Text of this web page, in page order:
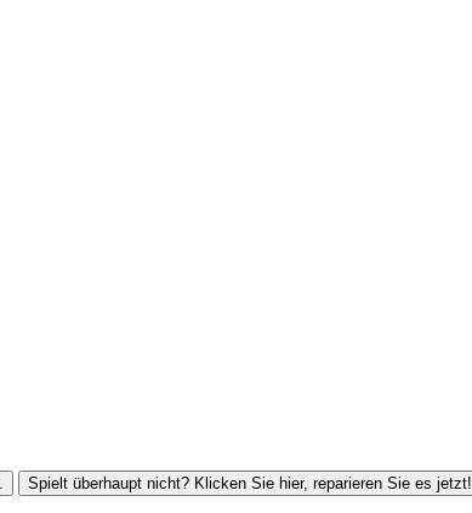
Spielt überhaupt nicht? Klicken Sie hier, reparieren Sie es jetzt!